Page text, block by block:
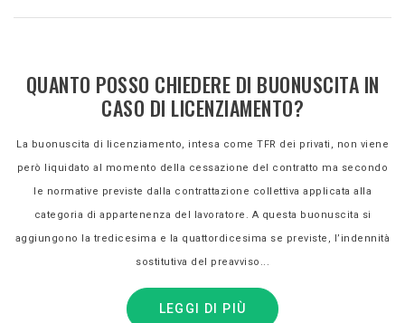
QUANTO POSSO CHIEDERE DI BUONUSCITA IN
CASO DI LICENZIAMENTO?
La buonuscita di licenziamento, intesa come TFR dei privati, non viene
però liquidato al momento della cessazione del contratto ma secondo
le normative previste dalla contrattazione collettiva applicata alla
categoria di appartenenza del lavoratore. A questa buonuscita si
aggiungono la tredicesima e la quattordicesima se previste, l’indennità
sostitutiva del preavviso...
LEGGI DI PIÙ